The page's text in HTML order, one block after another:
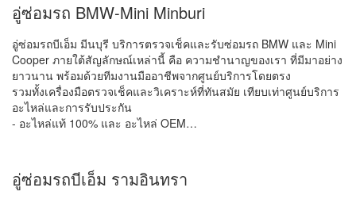
อู่ซ่อมรถ BMW-Mini Minburi
อู่ซ่อมรถบีเอ็ม มีนบุรี บริการตรวจเช็คและรับซ่อมรถ BMW และ Mini
Cooper ภายใต้สัญลักษณ์เหล่านี้ คือ ความชำนาญของเรา ที่มีมาอย่าง
ยาวนาน พร้อมด้วยทีมงานมืออาชีพจากศูนย์บริการโดยตรง
รวมทั้งเครื่องมือตรวจเช็คและวิเคราะห์ที่ทันสมัย เทียบเท่าศูนย์บริการ
อะไหล่และการรับประกัน
- อะไหล่แท้ 100% และ อะไหล่ OEM…
อู่ซ่อมรถบีเอ็ม รามอินทรา